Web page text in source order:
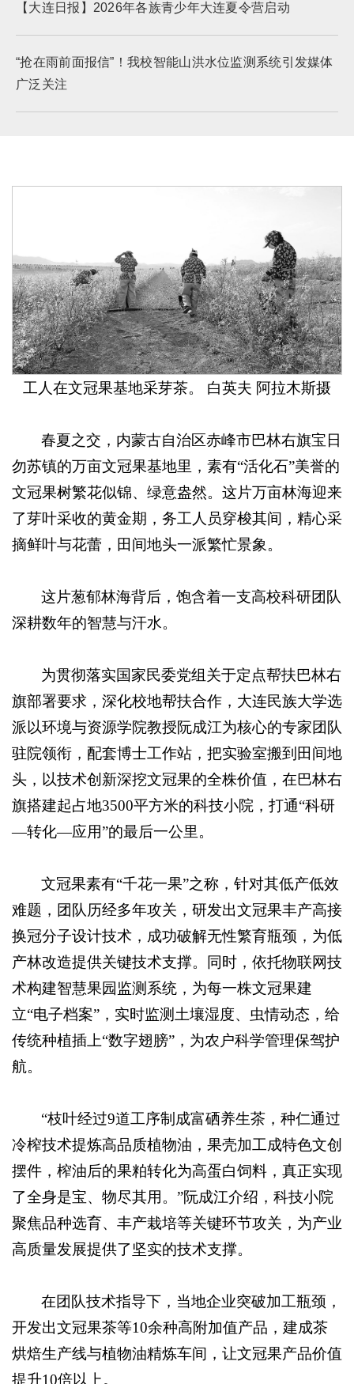
【大连日报】2026年各族青少年大连夏令营启动
“抢在雨前面报信”！我校智能山洪水位监测系统引发媒体
广泛关注
工人在文冠果基地采芽茶。 白英夫 阿拉木斯摄
春夏之交，内蒙古自治区赤峰市巴林右旗宝日
勿苏镇的万亩文冠果基地里，素有“活化石”美誉的
文冠果树繁花似锦、绿意盎然。这片万亩林海迎来
了芽叶采收的黄金期，务工人员穿梭其间，精心采
摘鲜叶与花蕾，田间地头一派繁忙景象。
这片葱郁林海背后，饱含着一支高校科研团队
深耕数年的智慧与汗水。
为贯彻落实国家民委党组关于定点帮扶巴林右
旗部署要求，深化校地帮扶合作，大连民族大学选
派以环境与资源学院教授阮成江为核心的专家团队
驻院领衔，配套博士工作站，把实验室搬到田间地
头，以技术创新深挖文冠果的全株价值，在巴林右
旗搭建起占地3500平方米的科技小院，打通“科研
—转化—应用”的最后一公里。
文冠果素有“千花一果”之称，针对其低产低效
难题，团队历经多年攻关，研发出文冠果丰产高接
换冠分子设计技术，成功破解无性繁育瓶颈，为低
产林改造提供关键技术支撑。同时，依托物联网技
术构建智慧果园监测系统，为每一株文冠果建
立“电子档案”，实时监测土壤湿度、虫情动态，给
传统种植插上“数字翅膀”，为农户科学管理保驾护
航。
“枝叶经过9道工序制成富硒养生茶，种仁通过
冷榨技术提炼高品质植物油，果壳加工成特色文创
摆件，榨油后的果粕转化为高蛋白饲料，真正实现
了全身是宝、物尽其用。”阮成江介绍，科技小院
聚焦品种选育、丰产栽培等关键环节攻关，为产业
高质量发展提供了坚实的技术支撑。
在团队技术指导下，当地企业突破加工瓶颈，
开发出文冠果茶等10余种高附加值产品，建成茶
烘焙生产线与植物油精炼车间，让文冠果产品价值
提升10倍以上。